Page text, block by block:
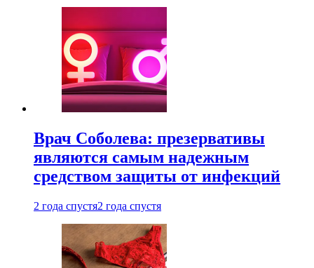
Врач Соболева: презервативы
являются самым надежным
средством защиты от инфекций
2 года спустя2 года спустя